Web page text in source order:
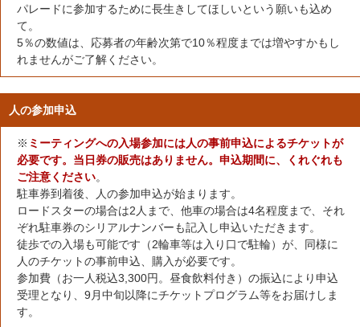
パレードに参加するために長生きしてほしいという願いも込め
て。
5％の数値は、応募者の年齢次第で10％程度までは増やすかもし
れませんがご了解ください。
人の参加申込
※ ミーティングへの入場参加には人の事前申込によるチケットが
必要です。当日券の販売はありません。申込期間に、くれぐれも
ご注意ください。
駐車券到着後、人の参加申込が始まります。
ロードスターの場合は2人まで、他車の場合は4名程度まで、それ
ぞれ駐車券のシリアルナンバーも記入し申込いただきます。
徒歩での入場も可能です（2輪車等は入り口で駐輪）が、同様に
人のチケットの事前申込、購入が必要です。
参加費（お一人税込3,300円。昼食飲料付き）の振込により申込
受理となり、9月中旬以降にチケットプログラム等をお届けしま
す。